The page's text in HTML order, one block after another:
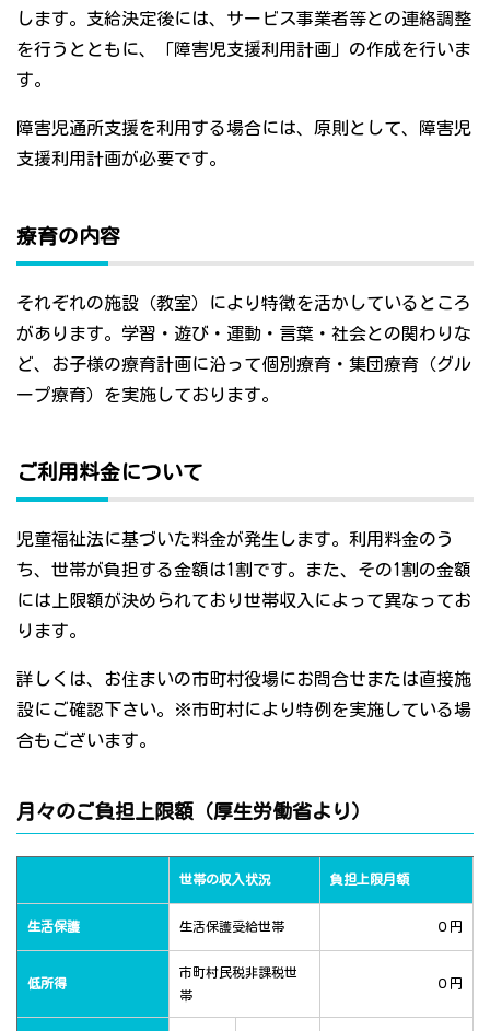
します。支給決定後には、サービス事業者等との連絡調整
を行うとともに、「障害児支援利用計画」の作成を行いま
す。
障害児通所支援を利用する場合には、原則として、障害児
支援利用計画が必要です。
療育の内容
それぞれの施設（教室）により特徴を活かしているところ
があります。学習・遊び・運動・言葉・社会との関わりな
ど、お子様の療育計画に沿って個別療育・集団療育（グル
ープ療育）を実施しております。
ご利用料金について
児童福祉法に基づいた料金が発生します。利用料金のう
ち、世帯が負担する金額は1割です。また、その1割の金額
には上限額が決められており世帯収入によって異なってお
ります。
詳しくは、お住まいの市町村役場にお問合せまたは直接施
設にご確認下さい。※市町村により特例を実施している場
合もございます。
月々のご負担上限額（厚生労働省より）
世帯の収入状況 負担上限月額
生活保護 生活保護受給世帯 ０円
低所得
市町村民税非課税世
帯
０円